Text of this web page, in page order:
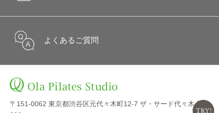
よくあるご質問
〒151-0062 東京都渋谷区元代々木町12-7 ザ・サード代々木上原